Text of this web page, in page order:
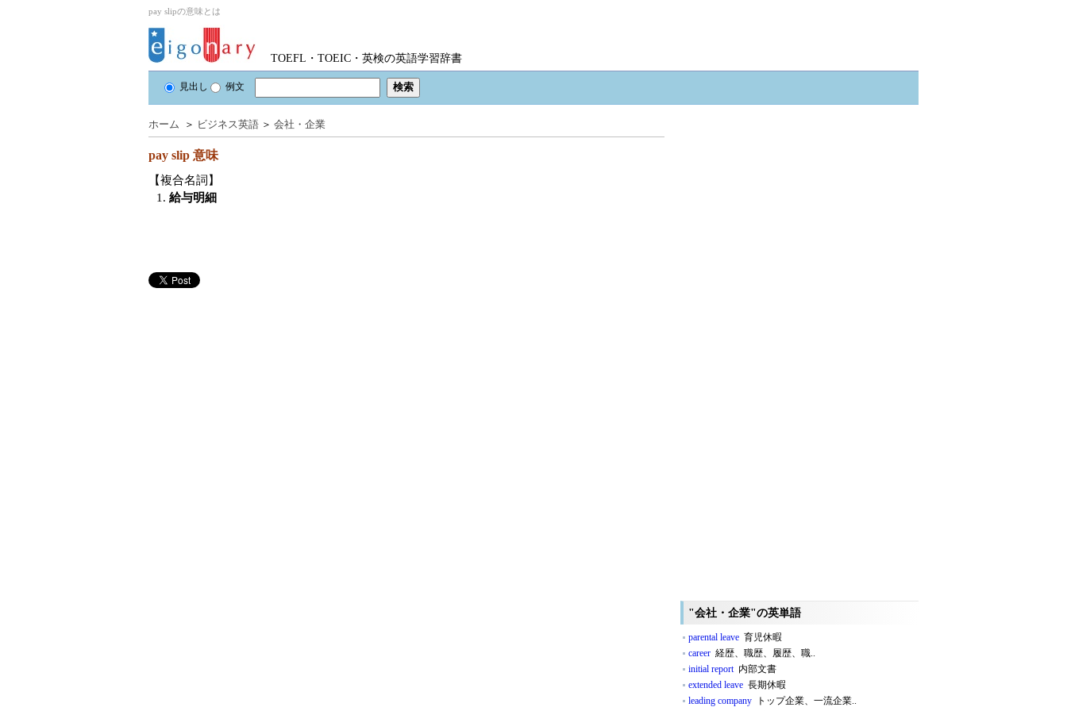
pay slipの意味とは
TOEFL・TOEIC・英検の英語学習辞書
見出し 例文
ホーム ＞ ビジネス英語 ＞ 会社・企業
pay slip 意味
【複合名詞】
1. 給与明細
"会社・企業"の英単語
parental leave 育児休暇
career 経歴、職歴、履歴、職..
initial report内部文書
extended leave 長期休暇
leading company トップ企業、一流企業..